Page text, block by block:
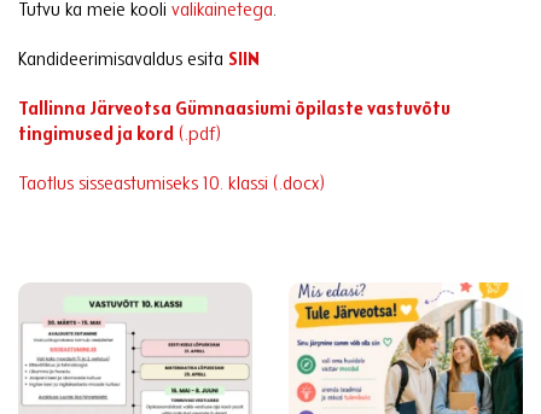
Tutvu ka meie kooli valikainetega.
Kandideerimisavaldus esita SIIN
Tallinna Järveotsa Gümnaasiumi õpilaste vastuvõtu
tingimused ja kord (.pdf)
Taotlus sisseastumiseks 10. klassi (.docx)